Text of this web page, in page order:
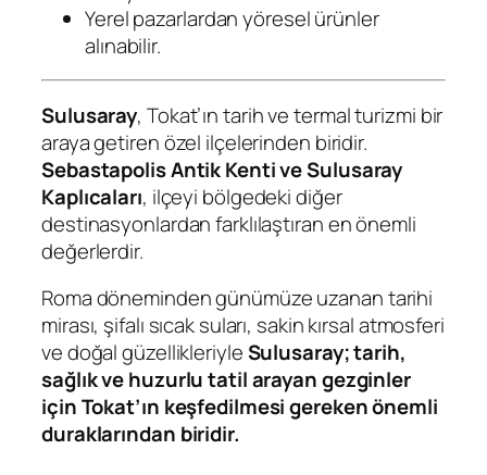
Yerel pazarlardan yöresel ürünler
alınabilir.
Sulusaray, Tokat’ın tarih ve termal turizmi bir
araya getiren özel ilçelerinden biridir.
Sebastapolis Antik Kenti ve Sulusaray
Kaplıcaları, ilçeyi bölgedeki diğer
destinasyonlardan farklılaştıran en önemli
değerlerdir.
Roma döneminden günümüze uzanan tarihi
mirası, şifalı sıcak suları, sakin kırsal atmosferi
ve doğal güzellikleriyleSulusaray; tarih,
sağlık ve huzurlu tatil arayan gezginler
için Tokat’ın keşfedilmesi gereken önemli
duraklarından biridir.